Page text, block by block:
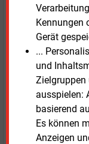
Kennungen
Gerät
...
und
Zielgruppen
ausspielen:
basierend
Es können
Anzeigen
Testen Sie
Zwei
Zugang auf
Prognose-
+ einmal
+ zwei
ohne